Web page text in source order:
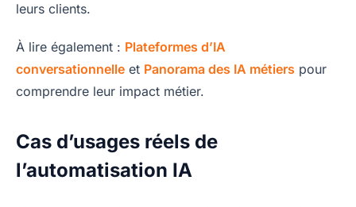
leurs clients.
À lire également : Plateformes d’IA
conversationnelle et Panorama des IA métiers pour
comprendre leur impact métier.
Cas d’usages réels de
l’automatisation IA